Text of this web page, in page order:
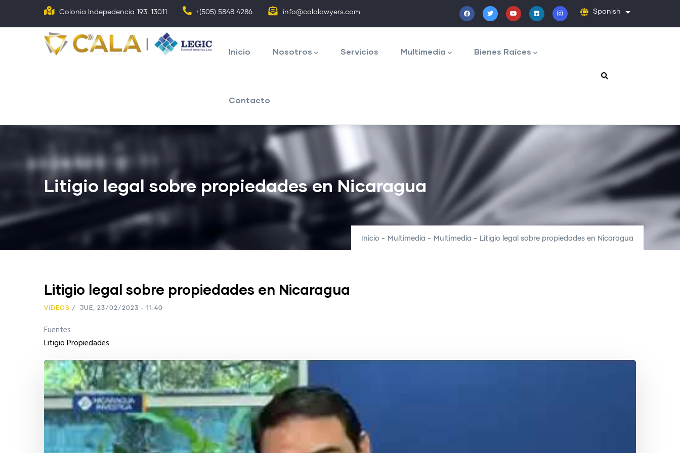
Colonia Indepedencia 193. 13011 +(505) 5848 4286 info@calalawyers.com Spanish Lista
Inicio Nosotros Servicios Multimedia Bienes Raíces
Contacto
Litigio legal sobre propiedades en Nicaragua
Inicio - Multimedia - Multimedia - Litigio legal sobre propiedades en Nicaragua
Litigio legal sobre propiedades en Nicaragua
VIDEOS / JUE, 23/02/2023 - 11:40
Fuentes
Litigio Propiedades